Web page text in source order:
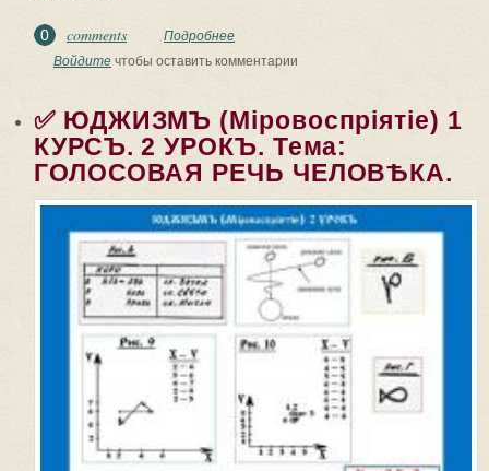
0 comments Подробнее
КУРСЪ. 3.1 УРОКЪ. ТЕМА: ВОСТОЧНАЯ
Войдитечтобы оставить комментарии
✅ ЮДЖИЗМЪ (Мiровоспрiятiе) 1
КУРСЪ. 2 УРОКЪ. Тема:
ГОЛОСОВАЯ РЕЧЬ ЧЕЛОВѢКА.